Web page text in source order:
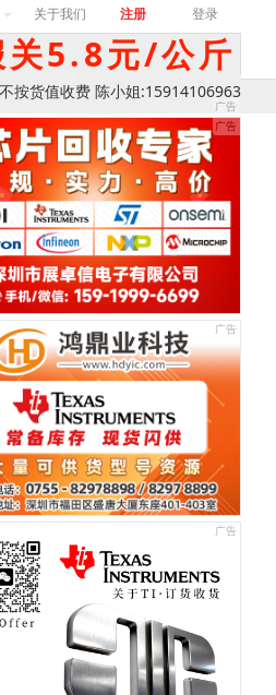
关于我们 注册 登录
关5.8元/公斤
按货值收费 陈小姐:15914106963